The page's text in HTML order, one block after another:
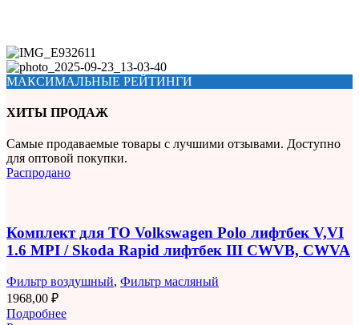
МАКСИМАЛЬНЫЕ РЕЙТИНГИ
ХИТЫ ПРОДАЖ
Самые продаваемые товары с лучшими отзывами. Доступно
для оптовой покупки.
Распродано
Комплект для ТО Volkswagen Polo лифтбек V,VI
1.6 MPI / Skoda Rapid лифтбек III CWVB, CWVA
Фильтр воздушный, Фильтр масляный
1968,00 ₽
Подробнее